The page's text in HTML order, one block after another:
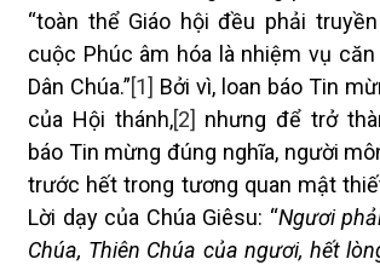
“toàn thể Giáo hội đều phải
cuộc Phúc âm hóa là nhiệm vụ
Dân Chúa.”[1] Bởi vì, loan báo Tin
của Hội thánh,[2] nhưng để trở
báo Tin mừng đúng nghĩa, người
trước hết trong tương quan mật
Lời dạy của Chúa Giêsu: “Ngươi
Chúa, Thiên Chúa của ngươi, hết